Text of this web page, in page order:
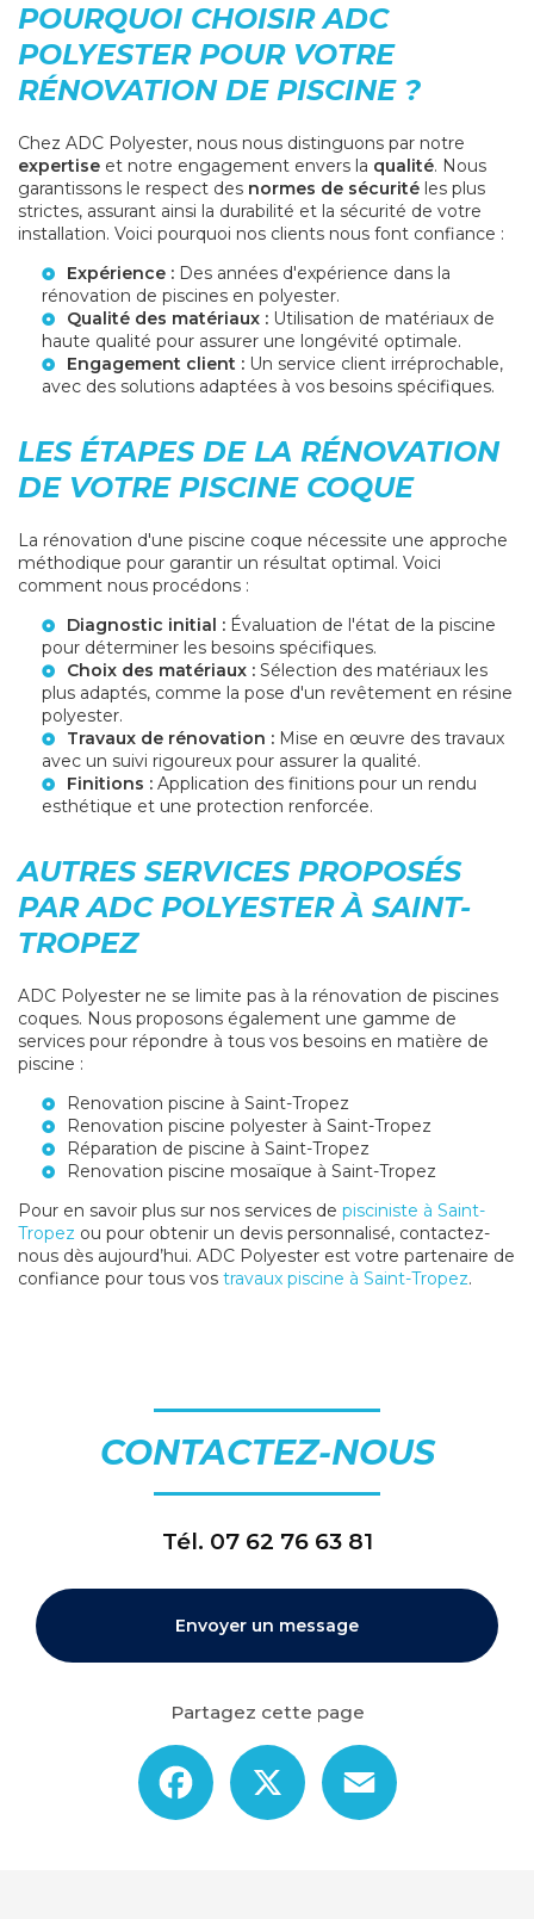
POURQUOI CHOISIR ADC
POLYESTER POUR VOTRE
RÉNOVATION DE PISCINE ?
Chez ADC Polyester, nous nous distinguons par notre
expertise et notre engagement envers la qualité. Nous
garantissons le respect des normes de sécurité les plus
strictes, assurant ainsi la durabilité et la sécurité de votre
installation. Voici pourquoi nos clients nous font confiance :
Expérience : Des années d'expérience dans la
rénovation de piscines en polyester.
Qualité des matériaux : Utilisation de matériaux de
haute qualité pour assurer une longévité optimale.
Engagement client : Un service client irréprochable,
avec des solutions adaptées à vos besoins spécifiques.
LES ÉTAPES DE LA RÉNOVATION
DE VOTRE PISCINE COQUE
La rénovation d'une piscine coque nécessite une approche
méthodique pour garantir un résultat optimal. Voici
comment nous procédons :
Diagnostic initial : Évaluation de l'état de la piscine
pour déterminer les besoins spécifiques.
Choix des matériaux : Sélection des matériaux les
plus adaptés, comme la pose d'un revêtement en résine
polyester.
Travaux de rénovation : Mise en œuvre des travaux
avec un suivi rigoureux pour assurer la qualité.
Finitions : Application des finitions pour un rendu
esthétique et une protection renforcée.
AUTRES SERVICES PROPOSÉS
PAR ADC POLYESTER À SAINT-
TROPEZ
ADC Polyester ne se limite pas à la rénovation de piscines
coques. Nous proposons également une gamme de
services pour répondre à tous vos besoins en matière de
piscine :
Renovation piscine à Saint-Tropez
Renovation piscine polyester à Saint-Tropez
Réparation de piscine à Saint-Tropez
Renovation piscine mosaïque à Saint-Tropez
Pour en savoir plus sur nos services de pisciniste à Saint-
Tropez ou pour obtenir un devis personnalisé, contactez-
nous dès aujourd’hui. ADC Polyester est votre partenaire de
confiance pour tous vos travaux piscine à Saint-Tropez.
CONTACTEZ-NOUS
Tél. 07 62 76 63 81
Envoyer un message
Partagez cette page
Facebook